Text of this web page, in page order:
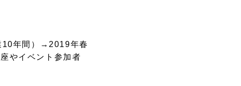
10年間）→2019年春
やイベント参加者